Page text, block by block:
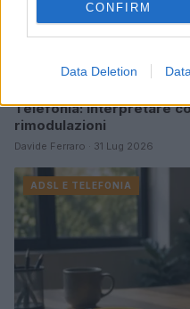
CONFIRM
Data Deletion
Telefonia: interpretare
rimodulazioni
Davide Ferraro · 31 Lug 2026
ADSL E TELEFONIA